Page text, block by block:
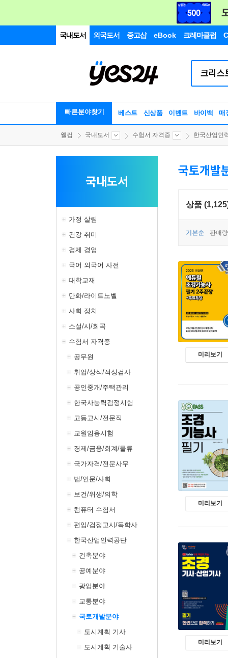
국내도서 외국도서 중고샵 eBook 크레마클럽
빠른분야찾기 베스트 신상품 이벤트 바이백 매
웰컴 국내도서 수험서 자격증 한국산업인
국내도서
가정 살림
건강 취미
경제 경영
국어 외국어 사전
대학교재
만화/라이트노벨
사회 정치
소설/시/희곡
수험서 자격증
공무원
취업/상식/적성검사
공인중개/주택관리
한국사능력검정시험
고등고시/전문직
교원임용시험
경제/금융/회계/물류
국가자격/전문사무
법/인문/사회
보건/위생/의학
컴퓨터 수험서
편입/검정고시/독학사
한국산업인력공단
건축분야
공예분야
광업분야
교통분야
국토개발분야
도시계획 기사
도시계획 기술사
국토개발
상품
기본순 판매
미리보기
미리보기
미리보기